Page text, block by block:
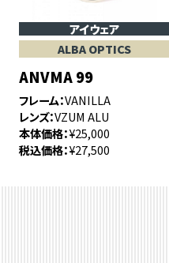
アイウェア
ALBA OPTICS
ANVMA 99
フレーム VANILLA
レンズ VZUM ALU
本体価格 ¥25,000
税込価格 ¥27,500